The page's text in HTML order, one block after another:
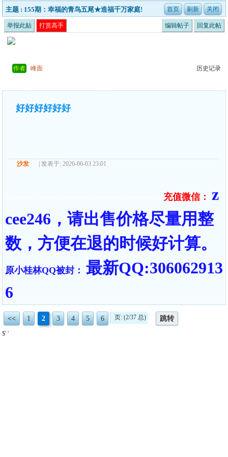
主题 : 155期：幸福的青鸟五尾★造福千万家庭!
举报此贴 打赏高手 编辑帖子 回复此帖
作者 峰面 历史记录
好好好好好好
沙发 | 发表于: 2026-06-03 23:01
充值微信：
z
cee246，请出售价格尽量用整
数，方便在退的时候好计算。
原小桂林QQ被封： 最新QQ:306062913
6
<< 1 2 3 4 5 6 页: (2/37 总) 跳转
$' '